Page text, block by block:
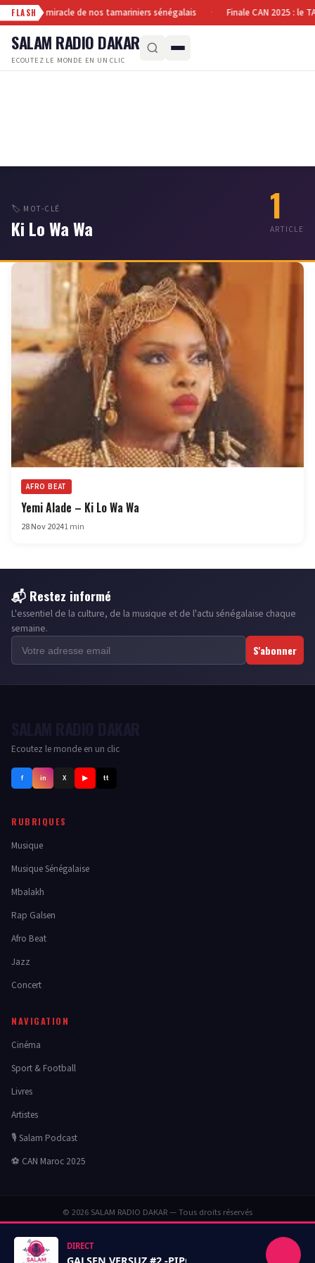
FLASH
: le fruit miracle de nos tamariniers sénégalais · Finale CAN 2025 : le
SALAM RADIO DAKAR
ECOUTEZ LE MONDE EN UN CLIC
🏷️ MOT-CLÉ
Ki Lo Wa Wa
1
ARTICLE
AFRO BEAT
Yemi Alade – Ki Lo Wa Wa
28 Nov 20241 min
📬 Restez informé
L'essentiel de la culture, de la musique et de l'actu sénégalaise chaque
semaine.
S'abonner
Ecoutez le monde en un clic
f in X ▶ tt
RUBRIQUES
Musique
Musique Sénégalaise
Mbalakh
Rap Galsen
Afro Beat
Jazz
Concert
NAVIGATION
Cinéma
Sport & Football
Livres
Artistes
🎙️ Salam Podcast
⚽ CAN Maroc 2025
© 2026 SALAM RADIO DAKAR — Tous droits réservés
Politique de confidentialitéMentions légales
DIRECT
GALSEN VERSUZ #2 -PIPOZA vs ZO KILLEUH.mp3